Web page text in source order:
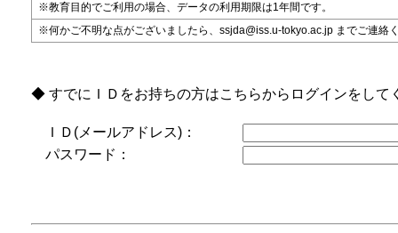
※教育目的でご利用の場合、データの利用期限は1年間です。
※何かご不明な点がございましたら、ssjda@iss.u-tokyo.ac.jp までご連絡
◆ すでにＩＤをお持ちの方はこちらからログインをして
ＩＤ(メールアドレス)：
パスワード：